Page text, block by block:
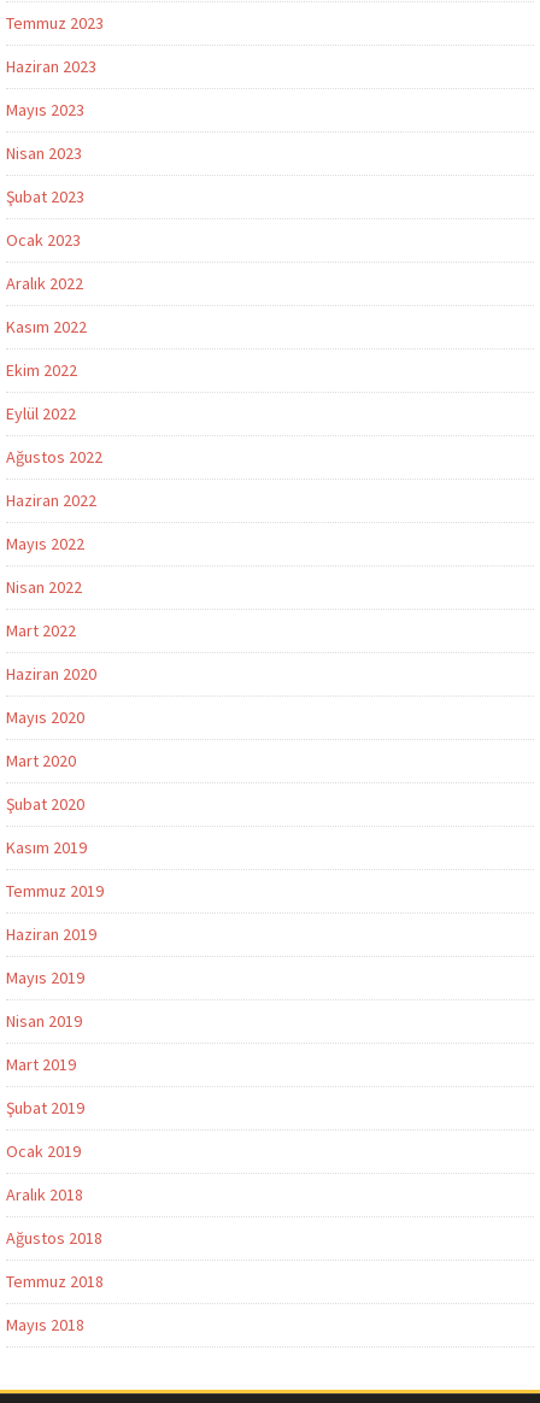
Temmuz 2023
Haziran 2023
Mayıs 2023
Nisan 2023
Şubat 2023
Ocak 2023
Aralık 2022
Kasım 2022
Ekim 2022
Eylül 2022
Ağustos 2022
Haziran 2022
Mayıs 2022
Nisan 2022
Mart 2022
Haziran 2020
Mayıs 2020
Mart 2020
Şubat 2020
Kasım 2019
Temmuz 2019
Haziran 2019
Mayıs 2019
Nisan 2019
Mart 2019
Şubat 2019
Ocak 2019
Aralık 2018
Ağustos 2018
Temmuz 2018
Mayıs 2018